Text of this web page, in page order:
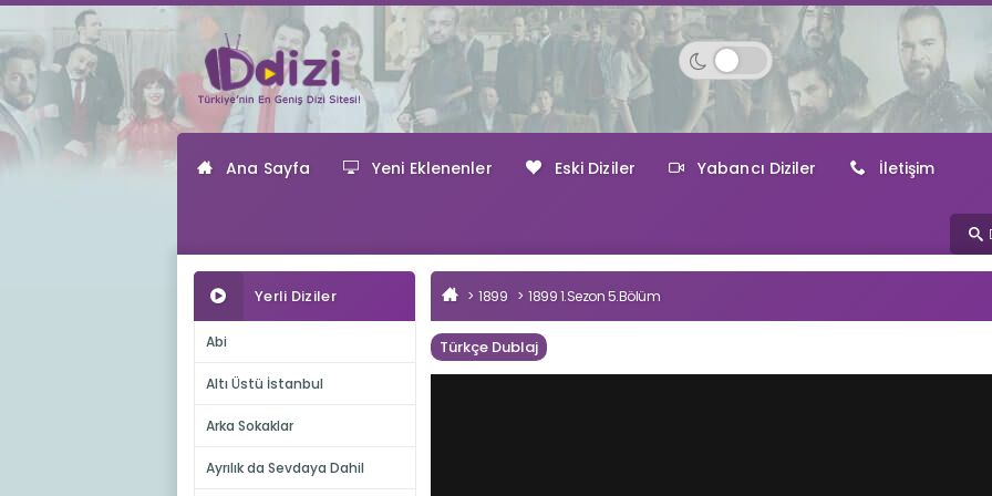
Ana Sayfa Yeni Eklenenler Eski Diziler Yabancı Diziler İletişim
Yerli Diziler
Abi
Altı Üstü İstanbul
Arka Sokaklar
Ayrılık da Sevdaya Dahil
1899 1899 1.Sezon 5.Bölüm
Türkçe Dublaj